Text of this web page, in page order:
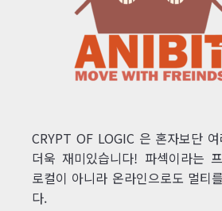
CRYPT OF LOGIC 은 혼자보단
더욱 재미있습니다! 파섹이라는
로컬이 아니라 온라인으로도 멀티
다.